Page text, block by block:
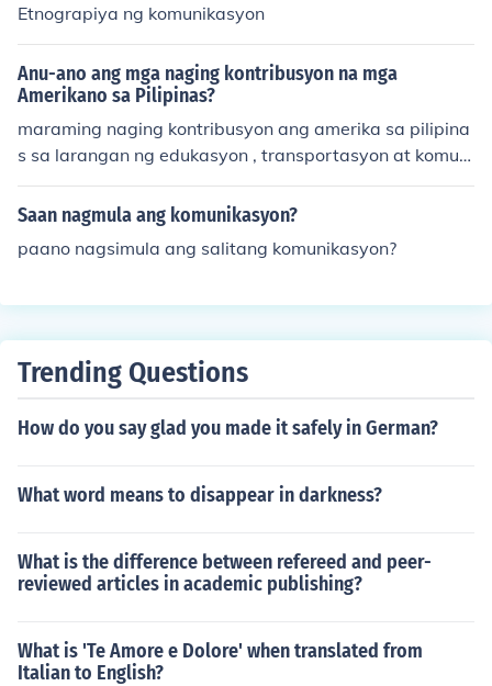
o, ang paggamit ng wika at diwa ng pakikipag-usap a
y puno ng simbolismo at kahulugan, na nag-uugnay sa
mga tao at nagpapalalim ng ugnayang sosyal. Ang pa
g-unawa at pagpapahalaga sa sining na ito ay nag-aa
mbag sa mas mahusay na interaksyon at pagbuo ng ko
munidad.
Etnograpiya ng komunikasyon
Anu-ano ang mga naging kontribusyon na mga
Amerikano sa Pilipinas?
maraming naging kontribusyon ang amerika sa pilipina
s sa larangan ng edukasyon , transportasyon at komuni
kasyon , industriya , sining , panitikan , relihiyon at agha
m
Saan nagmula ang komunikasyon?
paano nagsimula ang salitang komunikasyon?
Trending Questions
How do you say glad you made it safely in German?
What word means to disappear in darkness?
What is the difference between refereed and peer-
reviewed articles in academic publishing?
What is 'Te Amore e Dolore' when translated from
Italian to English?